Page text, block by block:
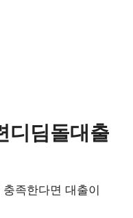
디딤돌대출
족한다면 대출이